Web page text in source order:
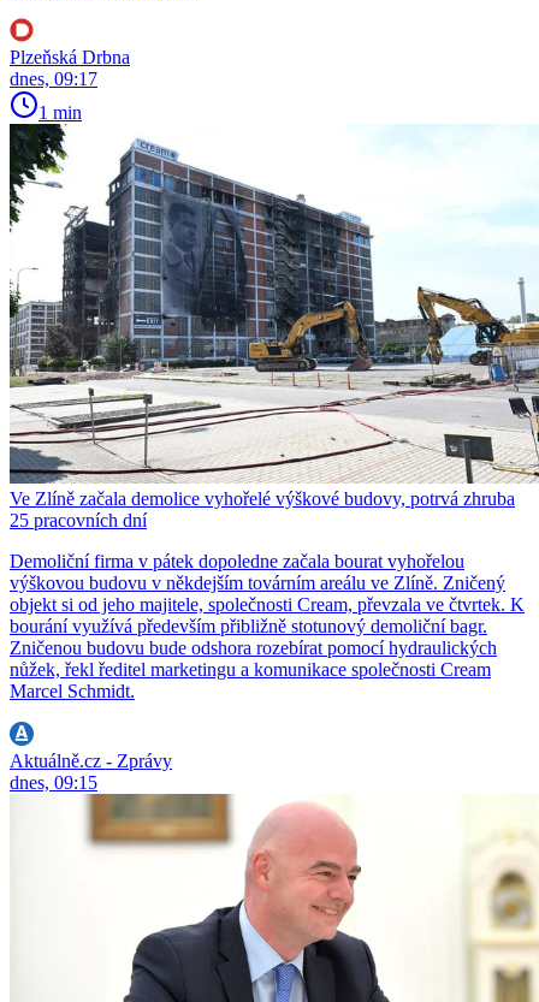
Plzeňská Drbna
dnes, 09:17
1 min
Ve Zlíně začala demolice vyhořelé výškové budovy, potrvá zhruba
25 pracovních dní
Demoliční firma v pátek dopoledne začala bourat vyhořelou
výškovou budovu v někdejším továrním areálu ve Zlíně. Zničený
objekt si od jeho majitele, společnosti Cream, převzala ve čtvrtek. K
bourání využívá především přibližně stotunový demoliční bagr.
Zničenou budovu bude odshora rozebírat pomocí hydraulických
nůžek, řekl ředitel marketingu a komunikace společnosti Cream
Marcel Schmidt.
Aktuálně.cz - Zprávy
dnes, 09:15